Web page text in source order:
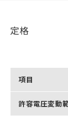
定格
項目
許容電圧変動